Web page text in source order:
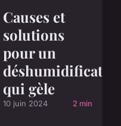
Causes et
solutions
pour un
qui gèle
10 juin 2024 2 min